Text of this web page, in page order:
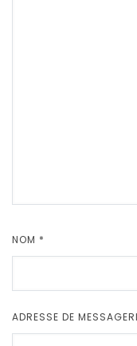
NOM *
ADRESSE DE